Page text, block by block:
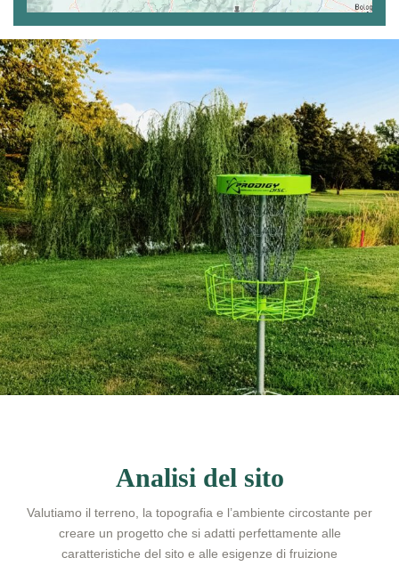
Analisi del sito
Valutiamo il terreno, la topografia e l’ambiente circostante per
creare un progetto che si adatti perfettamente alle
caratteristiche del sito e alle esigenze di fruizione​